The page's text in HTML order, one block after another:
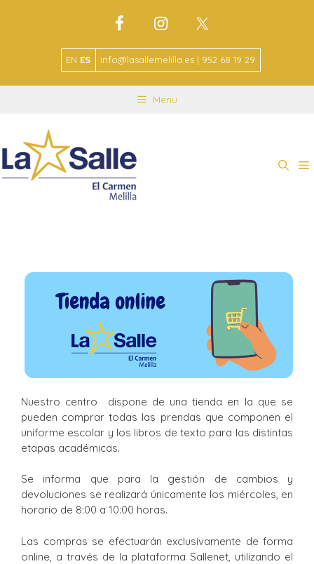
EN ES info@lasallemelilla.es | 952 68 19 29
Menu
Nuestro centro dispone de una tienda en la que se
pueden comprar todas las prendas que componen el
uniforme escolar y los libros de texto para las distintas
etapas académicas.
Se informa que para la gestión de cambios y
devoluciones se realizará únicamente los miércoles, en
horario de 8:00 a 10:00 horas.
Las compras se efectuarán exclusivamente de forma
online, a través de la plataforma Sallenet, utilizando el